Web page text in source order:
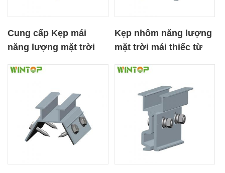
Cung cấp Kẹp mái
năng lượng mặt trời
Kẹp nhôm năng lượng
mặt trời mái thiếc từ